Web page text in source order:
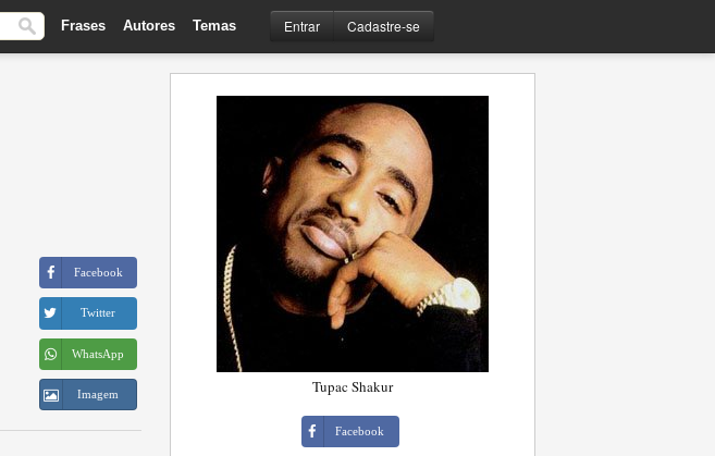
Frases Autores Temas Entrar Cadastre-se
Facebook
Twitter
WhatsApp
Imagem Tupac Shakur
Facebook